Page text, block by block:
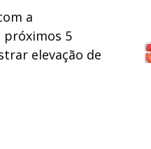
a
próximos 5
elevação de